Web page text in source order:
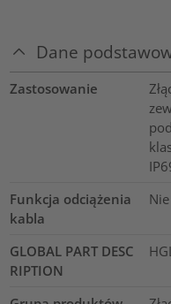
Dane
Zastosowanie
Funkcja odciążenia
kabla
Nie
GLOBAL PART DESC
RIPTION